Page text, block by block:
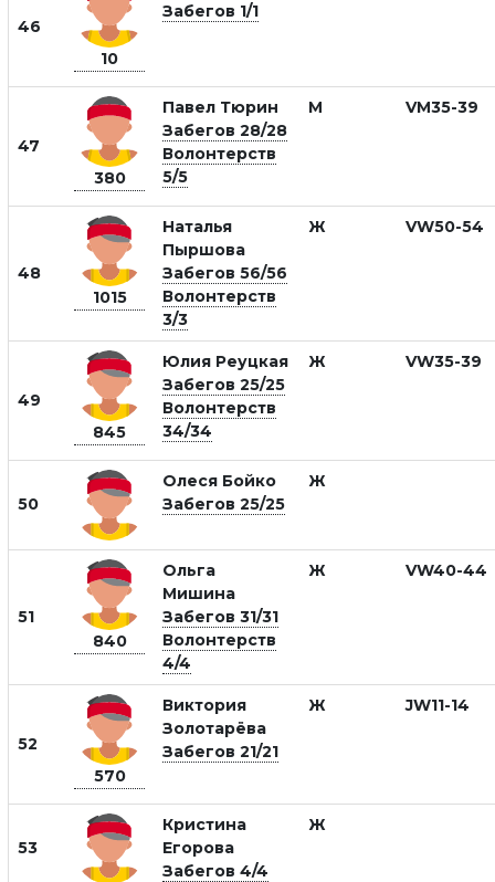
46
10
Забегов 1/1
47
380
Павел Тюрин
Забегов 28/28
Волонтерств
5/5
М VM35-39
48
1015
Наталья
Пыршова
Забегов 56/56
Волонтерств
3/3
Ж VW50-54
49
845
Юлия Реуцкая
Забегов 25/25
Волонтерств
34/34
Ж VW35-39
50
Олеся Бойко
Забегов 25/25
Ж
51
840
Ольга
Мишина
Забегов 31/31
Волонтерств
4/4
Ж VW40-44
52
570
Виктория
Золотарёва
Забегов 21/21
Ж JW11-14
53
Кристина
Егорова
Забегов 4/4
Ж